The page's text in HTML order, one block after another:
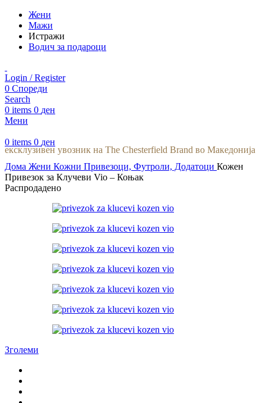
Жени
Мажи
Истражи
Водич за подароци
Login / Register
0 Спореди
Search
0 items 0 ден
Мени
0 items 0 ден
ексклузивен увозник на The Chesterfield Brand во Македонија
Дома Жени Кожни Привезоци, Футроли, Додатоци Кожен
Привезок за Клучеви Vio – Коњак
Распродадено
Зголеми